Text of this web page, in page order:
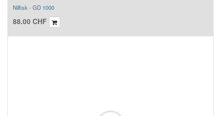
Nilfisk - GD 1000
88.00 CHF